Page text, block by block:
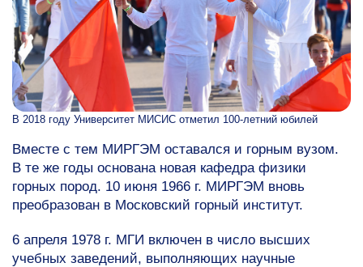
В 2018 году Университет МИСИС отметил 100-летний юбилей
Вместе с тем МИРГЭМ оставался и горным вузом.
В те же годы основана новая кафедра физики
горных пород. 10 июня 1966 г. МИРГЭМ вновь
преобразован в Московский горный институт.
6 апреля 1978 г. МГИ включен в число высших
учебных заведений, выполняющих научные